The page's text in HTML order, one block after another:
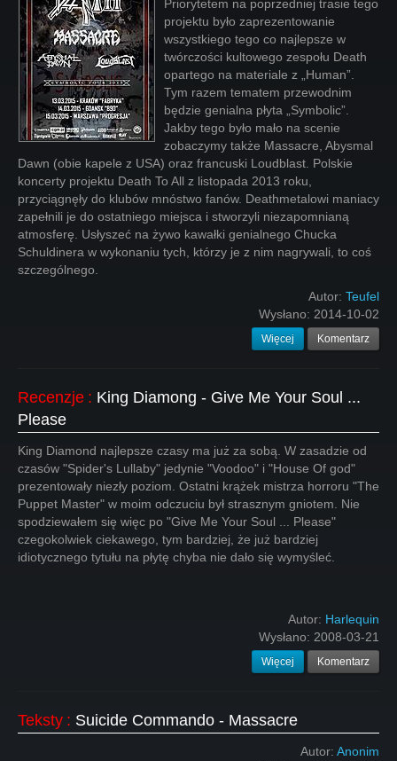
Priorytetem na poprzedniej trasie tego
projektu było zaprezentowanie
wszystkiego tego co najlepsze w
twórczości kultowego zespołu Death
opartego na materiale z „Human”.
Tym razem tematem przewodnim
będzie genialna płyta „Symbolic”.
Jakby tego było mało na scenie
zobaczymy także Massacre, Abysmal
Dawn (obie kapele z USA) oraz francuski Loudblast. Polskie
koncerty projektu Death To All z listopada 2013 roku,
przyciągnęły do klubów mnóstwo fanów. Deathmetalowi maniacy
zapełnili je do ostatniego miejsca i stworzyli niezapomnianą
atmosferę. Usłyszeć na żywo kawałki genialnego Chucka
Schuldinera w wykonaniu tych, którzy je z nim nagrywali, to coś
szczególnego.
Autor: Teufel
Wysłano: 2014-10-02
Więcej Komentarz
Recenzje : King Diamong - Give Me Your Soul ...
Please
King Diamond najlepsze czasy ma już za sobą. W zasadzie od
czasów "Spider's Lullaby" jedynie "Voodoo" i "House Of god"
prezentowały niezły poziom. Ostatni krążek mistrza horroru "The
Puppet Master" w moim odczuciu był strasznym gniotem. Nie
spodziewałem się więc po "Give Me Your Soul ... Please"
czegokolwiek ciekawego, tym bardziej, że już bardziej
idiotycznego tytułu na płytę chyba nie dało się wymyśleć.
Autor: Harlequin
Wysłano: 2008-03-21
Więcej Komentarz
Teksty : Suicide Commando - Massacre
Autor: Anonim